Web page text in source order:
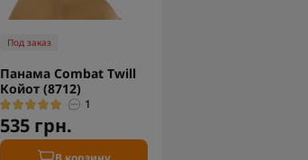
Под заказ
Панама Combat Twill
Койот (8712)
1
535 грн.